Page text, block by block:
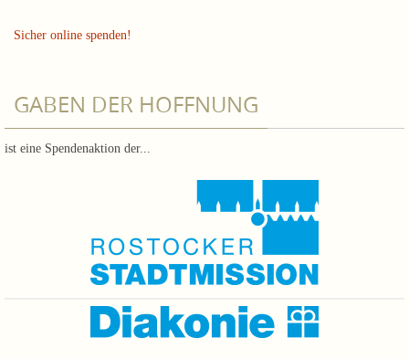
Sicher online spenden!
GABEN DER HOFFNUNG
ist eine Spendenaktion der...